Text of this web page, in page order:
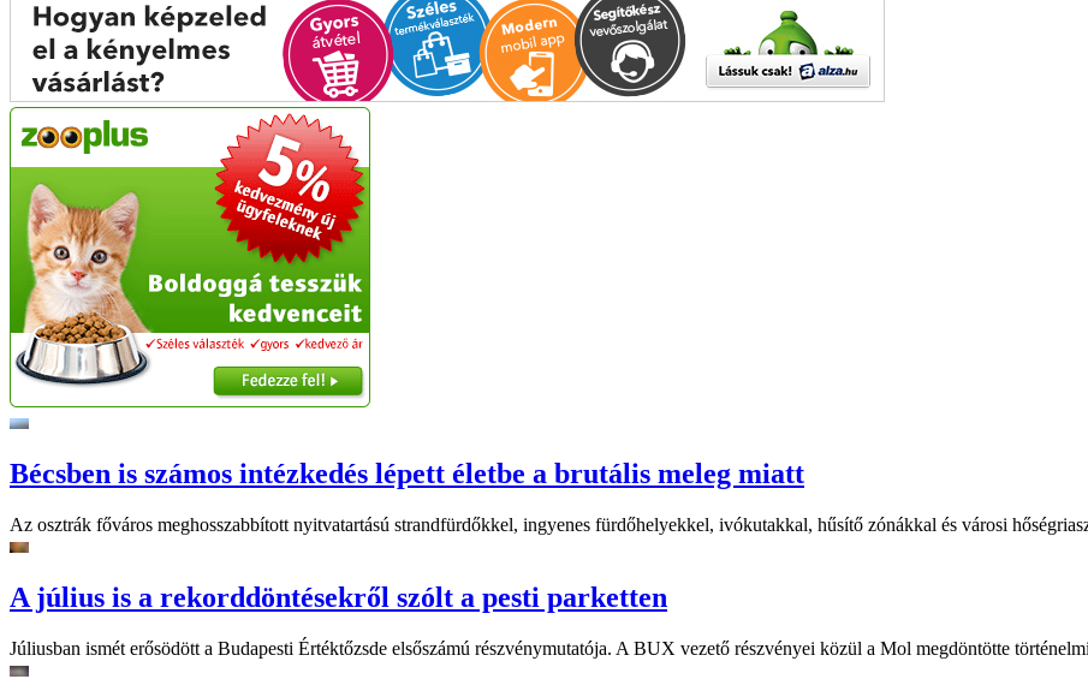
Bécsben is számos intézkedés lépett életbe a brutális meleg miatt
Az osztrák főváros meghosszabbított nyitvatartású strandfürdőkkel, ingyenes fürdőhelyekkel, ivókutakkal, hűsítő zónákkal és városi
A július is a rekorddöntésekről szólt a pesti parketten
Júliusban ismét erősödött a Budapesti Értéktőzsde elsőszámú részvénymutatója. A BUX vezető részvényei közül a Mol megdöntötte